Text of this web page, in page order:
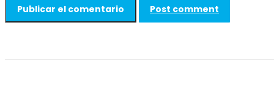
Post comment